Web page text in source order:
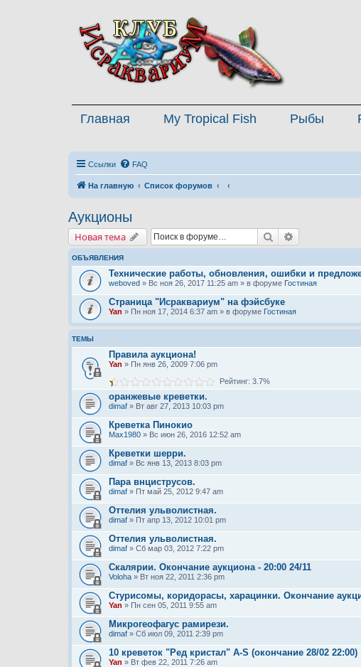
Главная My Tropical Fish Рыбы
Ссылки FAQ
На главную Список форумов
Аукционы
Новая тема Поиск
ОБЪЯВЛЕНИЯ
Технические работы, обновления, ошибки и
weboved » Вс ноя 26, 2017 11:25 am » в форуме Гостиная
Страница "Исраквариум" на фэйсбуке
Yan » Пн ноя 17, 2014 6:37 am » в форуме Гостиная
ТЕМЫ
Правила аукциона!
Yan » Пн янв 26, 2009 7:06 pm
Рейтинг: 3.7%
оранжевые креветки.
dimaf » Вт авг 27, 2013 10:03 pm
Креветка Пинокио
Max1980 » Вс июн 26, 2016 12:52 am
Креветки шерри.
dimaf » Вс янв 13, 2013 8:03 pm
Пара внциструсов.
dimaf » Пт май 25, 2012 9:47 am
Оттелия ульволистная.
dimaf » Пт апр 13, 2012 10:01 pm
Оттелия ульволистная.
dimaf » Сб мар 03, 2012 7:22 pm
Скалярии. Окончание аукциона - 20:00 24/11
Voloha » Вт ноя 22, 2011 2:36 pm
Стурисомы, коридорасы, харацинки. Окончание
Yan » Пн сен 05, 2011 9:55 am
Микрогеофагус рамирези.
dimaf » Сб июл 09, 2011 2:39 pm
10 креветок "Ред кристал" A-S (окончание 28/02 22:00)
Yan » Вт фев 22, 2011 7:26 am